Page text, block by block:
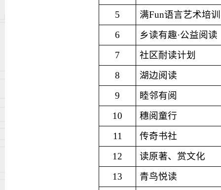
5
满Fun语言艺术培训
6
乡读有趣·公益阅读
7
社区耐读计划
8
湖边阅读
9
睦邻有阅
10
穗阅童行
11
传奇书社
12
读原著、赏文化
13
青鸟悦读